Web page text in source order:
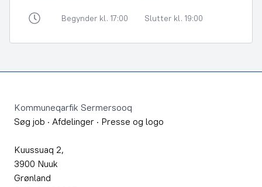
Begynder kl. 17:00 Slutter kl. 19:00
Kommuneqarfik Sermersooq
Søg job · Afdelinger · Presse og logo
Kuussuaq 2,
3900 Nuuk
Grønland